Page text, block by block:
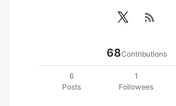
rss_feed
68Contributions
6
Posts
1
Followees